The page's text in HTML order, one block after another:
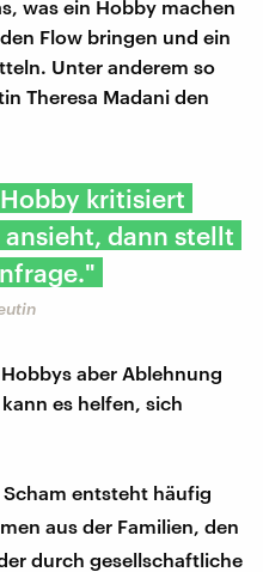
was ein Hobby machen
Flow bringen und ein
Unter anderem so
Theresa Madani den
kritisiert
dann stellt
aber Ablehnung
es helfen, sich
entsteht häufig
aus der Familien, den
durch gesellschaftliche